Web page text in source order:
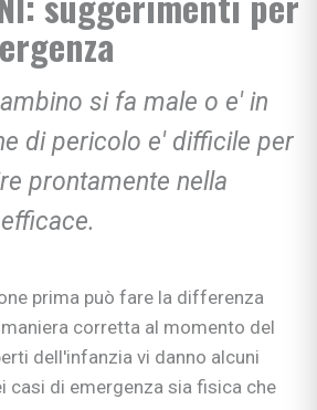
si fa male o e' in
di pericolo e' difficile per
prontamente nella
prima può fare la differenza
corretta al momento del
dell'infanzia vi danno alcuni
casi di emergenza sia fisica che